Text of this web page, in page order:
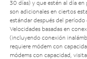
30 días) y que estén al día
son adicionales en ciertos
estándar después del
Velocidades basadas en
(incluyendo conexión
requiere módem con
módems con capacidad, visita